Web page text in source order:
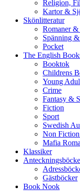
Religion,
Kartor &
Skönlitteratur
Romaner
Spänning
Pocket
The English
Booktok
Childrens
Young
Crime
Fantasy &
Fiction
Sport
Swedish
Non
Mafia
Klassiker
Gästböcker
Book Nook